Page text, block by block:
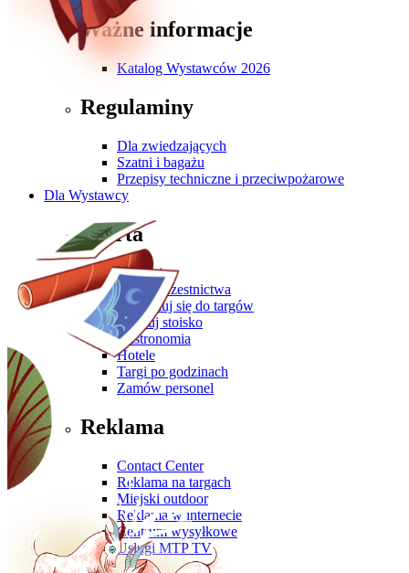
Ważne informacje
Katalog Wystawców 2026
Regulaminy
Dla zwiedzających
Szatni i bagażu
Przepisy techniczne i przeciwpożarowe
Dla Wystawcy
Oferta
Zgłoś się
Oferta uczestnictwa
Przygotuj się do targów
Zbuduj stoisko
Gastronomia
Hotele
Targi po godzinach
Zamów personel
Reklama
Contact Center
Reklama na targach
Miejski outdoor
Reklama w internecie
Centrum wysyłkowe
Usługi MTP TV